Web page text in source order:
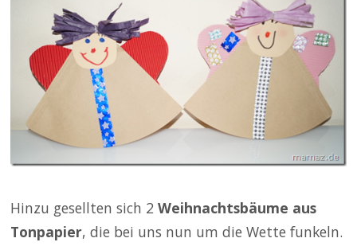
Hinzu gesellten sich 2Weihnachtsbäume aus
Tonpapier, die bei uns nun um die Wette funkeln.